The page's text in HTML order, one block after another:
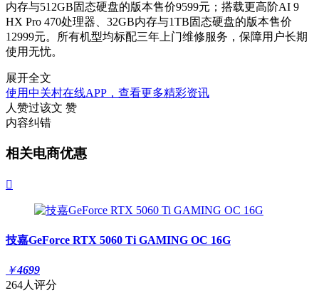
内存与512GB固态硬盘的版本售价9599元；搭载更高阶AI 9
HX Pro 470处理器、32GB内存与1TB固态硬盘的版本售价
12999元。所有机型均标配三年上门维修服务，保障用户长期
使用无忧。
展开全文
使用中关村在线APP，查看更多精彩资讯
人赞过该文 赞
内容纠错
相关电商优惠

技嘉GeForce RTX 5060 Ti GAMING OC 16G
￥4699
264人评分